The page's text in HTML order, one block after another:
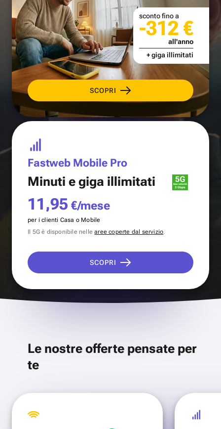
SCOPRI
sconto fino a
-312 €
all'anno
+ giga illimitati
Fastweb Mobile Pro
Minuti e giga illimitati
11,95 €/mese
per i clienti Casa o Mobile
Il 5G è disponibile nellearee coperte dal servizio.
SCOPRI
Le nostre offerte pensate per
te